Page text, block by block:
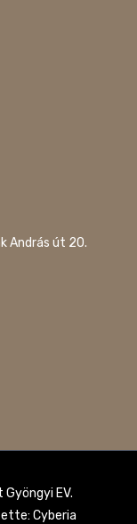
András út 20.
EV.
Cyberia